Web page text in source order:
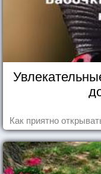
Как приятно